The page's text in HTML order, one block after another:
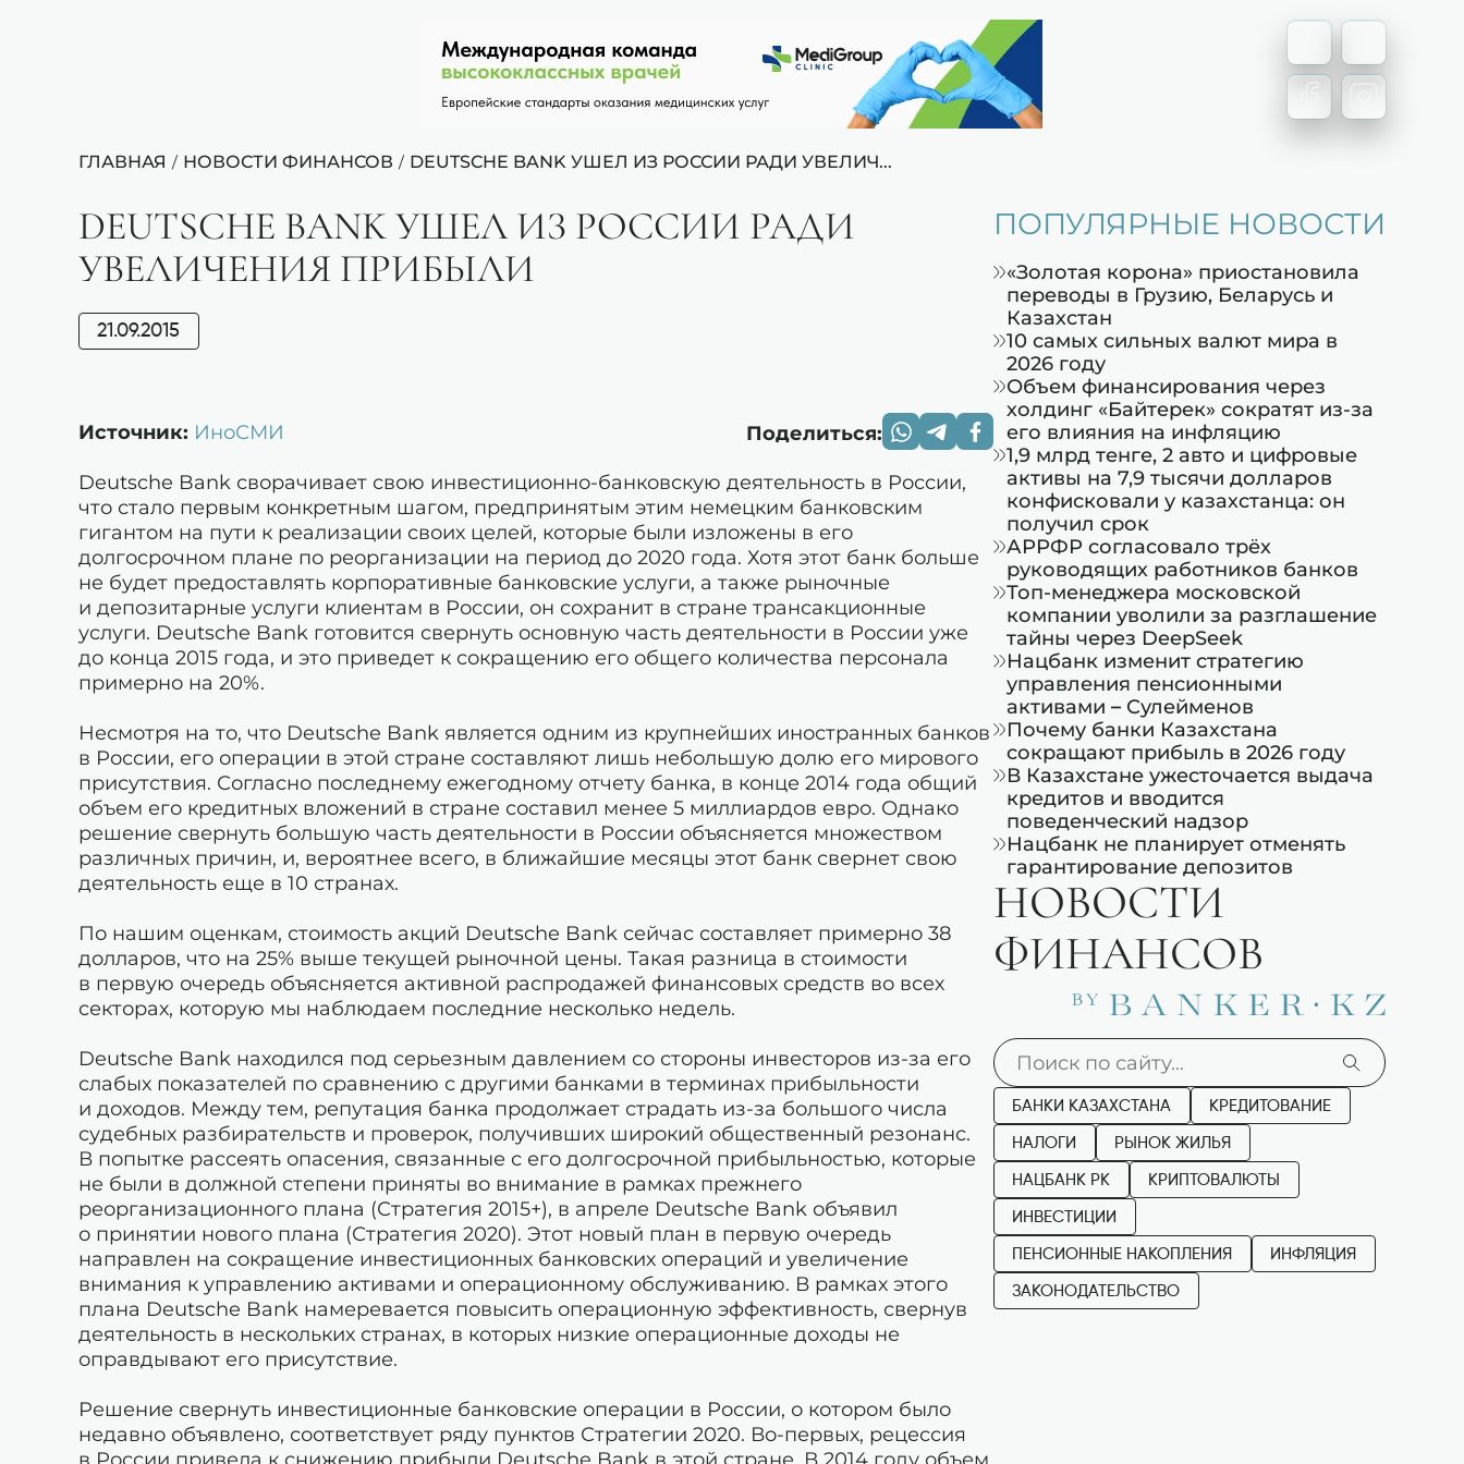
ГЛАВНАЯ / НОВОСТИ ФИНАНСОВ / DEUTSCHE BANK УШЕЛ ИЗ РОССИИ РАДИ УВЕЛИЧ...
DEUTSCHE BANK УШЕЛ ИЗ РОССИИ РАДИ
УВЕЛИЧЕНИЯ ПРИБЫЛИ
21.09.2015
Источник: ИноСМИ Поделиться:
Deutsche Bank сворачивает свою инвестиционно-банковскую деятельность в России,
что стало первым конкретным шагом, предпринятым этим немецким банковским
гигантом на пути к реализации своих целей, которые были изложены в его
долгосрочном плане по реорганизации на период до 2020 года. Хотя этот банк больше
не будет предоставлять корпоративные банковские услуги, а также рыночные
и депозитарные услуги клиентам в России, он сохранит в стране трансакционные
услуги. Deutsche Bank готовится свернуть основную часть деятельности в России уже
до конца 2015 года, и это приведет к сокращению его общего количества персонала
примерно на 20%.
Несмотря на то, что Deutsche Bank является одним из крупнейших иностранных банков
в России, его операции в этой стране составляют лишь небольшую долю его мирового
присутствия. Согласно последнему ежегодному отчету банка, в конце 2014 года общий
объем его кредитных вложений в стране составил менее 5 миллиардов евро. Однако
решение свернуть большую часть деятельности в России объясняется множеством
различных причин, и, вероятнее всего, в ближайшие месяцы этот банк свернет свою
деятельность еще в 10 странах.
По нашим оценкам, стоимость акций Deutsche Bank сейчас составляет примерно 38
долларов, что на 25% выше текущей рыночной цены. Такая разница в стоимости
в первую очередь объясняется активной распродажей финансовых средств во всех
секторах, которую мы наблюдаем последние несколько недель.
Deutsche Bank находился под серьезным давлением со стороны инвесторов из-за его
слабых показателей по сравнению с другими банками в терминах прибыльности
и доходов. Между тем, репутация банка продолжает страдать из-за большого числа
судебных разбирательств и проверок, получивших широкий общественный резонанс.
В попытке рассеять опасения, связанные с его долгосрочной прибыльностью, которые
не были в должной степени приняты во внимание в рамках прежнего
реорганизационного плана (Стратегия 2015+), в апреле Deutsche Bank объявил
о принятии нового плана (Стратегия 2020). Этот новый план в первую очередь
направлен на сокращение инвестиционных банковских операций и увеличение
внимания к управлению активами и операционному обслуживанию. В рамках этого
плана Deutsche Bank намеревается повысить операционную эффективность, свернув
деятельность в нескольких странах, в которых низкие операционные доходы не
оправдывают его присутствие.
Решение свернуть инвестиционные банковские операции в России, о котором было
недавно объявлено, соответствует ряду пунктов Стратегии 2020. Во-первых, рецессия
в России привела к снижению прибыли Deutsche Bank в этой стране. В 2014 году объем
ПОПУЛЯРНЫЕ НОВОСТИ
«Золотая корона» приостановила
переводы в Грузию, Беларусь и
Казахстан
10 самых сильных валют мира в
2026 году
Объем финансирования через
холдинг «Байтерек» сократят из-за
его влияния на инфляцию
1,9 млрд тенге, 2 авто и цифровые
активы на 7,9 тысячи долларов
конфисковали у казахстанца: он
получил срок
АРРФР согласовало трёх
руководящих работников банков
Топ-менеджера московской
компании уволили за разглашение
тайны через DeepSeek
Нацбанк изменит стратегию
управления пенсионными
активами – Сулейменов
Почему банки Казахстана
сокращают прибыль в 2026 году
В Казахстане ужесточается выдача
кредитов и вводится
поведенческий надзор
Нацбанк не планирует отменять
гарантирование депозитов
НОВОСТИ
ФИНАНСОВ
БАНКИ КАЗАХСТАНА КРЕДИТОВАНИЕ
НАЛОГИ РЫНОК ЖИЛЬЯ
НАЦБАНК РК КРИПТОВАЛЮТЫ
ИНВЕСТИЦИИ
ПЕНСИОННЫЕ НАКОПЛЕНИЯ ИНФЛЯЦИЯ
ЗАКОНОДАТЕЛЬСТВО